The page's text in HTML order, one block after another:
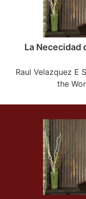
La Nececidad
Raul Velazquez E
the